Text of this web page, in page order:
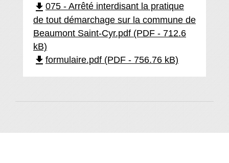
file_download 075 - Arrêté interdisant la pratique
de tout démarchage sur la commune de
Beaumont Saint-Cyr.pdf (PDF - 712.6
kB)
file_download formulaire.pdf (PDF - 756.76 kB)